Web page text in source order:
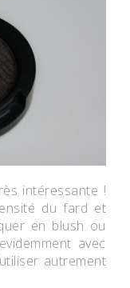
intéressante !
du fard et
en blush ou
avec
autrement